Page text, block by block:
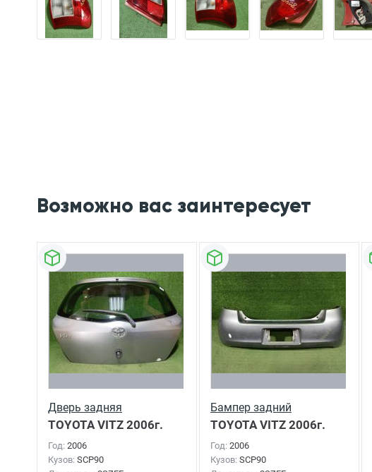
Возможно вас заинтересует
Дверь задняя
TOYOTA VITZ 2006г.
Год: 2006
Кузов: SCP90
Бампер задний
TOYOTA VITZ 2006г.
Год: 2006
Кузов: SCP90